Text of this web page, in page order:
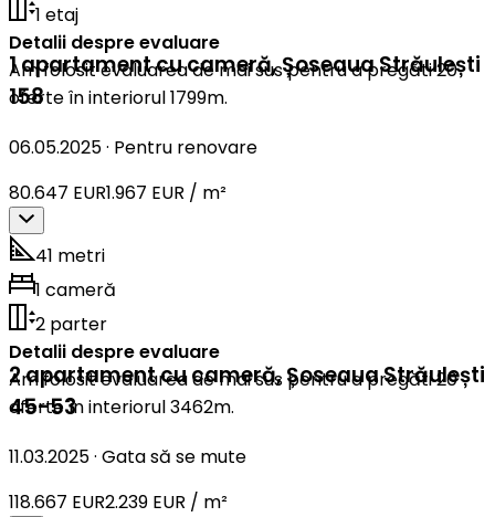
1 etaj
Detalii despre evaluare
Am folosit evaluarea de mai sus pentru a pregăti 20
oferte în interiorul 1799m.
1 apartament cu cameră,Șoseaua Străulești
158
06.05.2025· Pentru renovare
80.647 EUR1.967 EUR / m²
41 metri
1 cameră
2 parter
Detalii despre evaluare
Am folosit evaluarea de mai sus pentru a pregăti 20
oferte în interiorul 3462m.
2 apartament cu cameră,Șoseaua Străulești
45-53
11.03.2025· Gata să se mute
118.667 EUR2.239 EUR / m²